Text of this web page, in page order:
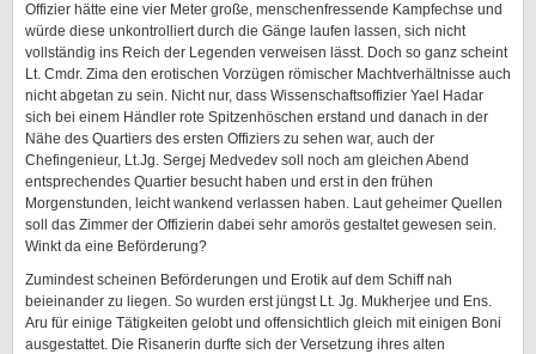
Offizier hätte eine vier Meter große, menschenfressende Kampfechse und
würde diese unkontrolliert durch die Gänge laufen lassen, sich nicht
vollständig ins Reich der Legenden verweisen lässt. Doch so ganz scheint
Lt. Cmdr. Zima den erotischen Vorzügen römischer Machtverhältnisse auch
nicht abgetan zu sein. Nicht nur, dass Wissenschaftsoffizier Yael Hadar
sich bei einem Händler rote Spitzenhöschen erstand und danach in der
Nähe des Quartiers des ersten Offiziers zu sehen war, auch der
Chefingenieur, Lt.Jg. Sergej Medvedev soll noch am gleichen Abend
entsprechendes Quartier besucht haben und erst in den frühen
Morgenstunden, leicht wankend verlassen haben. Laut geheimer Quellen
soll das Zimmer der Offizierin dabei sehr amorös gestaltet gewesen sein.
Winkt da eine Beförderung?
Zumindest scheinen Beförderungen und Erotik auf dem Schiff nah
beieinander zu liegen. So wurden erst jüngst Lt. Jg. Mukherjee und Ens.
Aru für einige Tätigkeiten gelobt und offensichtlich gleich mit einigen Boni
ausgestattet. Die Risanerin durfte sich der Versetzung ihres alten